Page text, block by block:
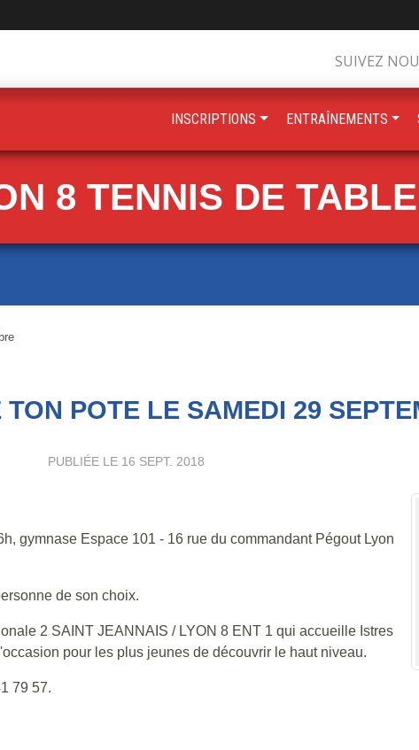
8 TENNIS DE TABLE
POTE LE SAMEDI 29
PUBLIÉE LE 16 SEPT. 2018
gymnase Espace 101 - 16 rue du commandant Pégout Lyon
de son choix.
2 SAINT JEANNAIS / LYON 8 ENT 1 qui accueille Istres
pour les plus jeunes de découvrir le haut niveau.
79 57.
SUIVEZ
INSCRIPTIONS ENTRAÎNEMENTS